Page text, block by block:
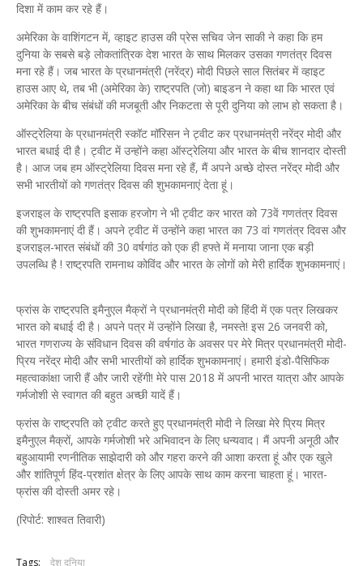
दिशा में काम कर रहे हैं।
अमेरिका के वाशिंगटन में, व्हाइट हाउस की प्रेस सचिव जेन साकी ने कहा कि हम
दुनिया के सबसे बड़े लोकतांत्रिक देश भारत के साथ मिलकर उसका गणतंत्र दिवस
मना रहे हैं। जब भारत के प्रधानमंत्री (नरेंद्र) मोदी पिछले साल सितंबर में व्हाइट
हाउस आए थे, तब भी (अमेरिका के) राष्ट्रपति (जो) बाइडन ने कहा था कि भारत एवं
अमेरिका के बीच संबंधों की मजबूती और निकटता से पूरी दुनिया को लाभ हो सकता है।
ऑस्ट्रेलिया के प्रधानमंत्री स्कॉट मॉरिसन ने ट्वीट कर प्रधानमंत्री नरेंद्र मोदी और
भारत बधाई दी है। ट्वीट में उन्होंने कहा ऑस्ट्रेलिया और भारत के बीच शानदार दोस्ती
है। आज जब हम ऑस्ट्रेलिया दिवस मना रहे हैं, मैं अपने अच्छे दोस्त नरेंद्र मोदी और
सभी भारतीयों को गणतंत्र दिवस की शुभकामनाएं देता हूं।
इजराइल के राष्ट्रपति इसाक हरजोग ने भी ट्वीट कर भारत को 73वें गणतंत्र दिवस
की शुभकामनाएं दी हैं। अपने ट्वीट में उन्होंने कहा भारत का 73 वां गणतंत्र दिवस और
इजराइल-भारत संबंधों की 30 वर्षगांठ को एक ही हफ्ते में मनाया जाना एक बड़ी
उपलब्धि है ! राष्ट्रपति रामनाथ कोविंद और भारत के लोगों को मेरी हार्दिक शुभकामनाएं।
फ्रांस के राष्ट्रपति इमैनुएल मैक्रों ने प्रधानमंत्री मोदी को हिंदी में एक पत्र लिखकर
भारत को बधाई दी है। अपने पत्र में उन्होंने लिखा है, नमस्ते! इस 26 जनवरी को,
भारत गणराज्य के संविधान दिवस की वर्षगांठ के अवसर पर मेरे मित्र प्रधानमंत्री मोदी-
प्रिय नरेंद्र मोदी और सभी भारतीयों को हार्दिक शुभकामनाएं। हमारी इंडो-पैसिफिक
महत्वाकांक्षा जारी हैं और जारी रहेंगी! मेरे पास 2018 में अपनी भारत यात्रा और आपके
गर्मजोशी से स्वागत की बहुत अच्छी यादें हैं।
फ्रांस के राष्ट्रपति को ट्वीट करते हुए प्रधानमंत्री मोदी ने लिखा मेरे प्रिय मित्र
इमैनुएल मैक्रों, आपके गर्मजोशी भरे अभिवादन के लिए धन्यवाद। मैं अपनी अनूठी और
बहुआयामी रणनीतिक साझेदारी को और गहरा करने की आशा करता हूं और एक खुले
और शांतिपूर्ण हिंद-प्रशांत क्षेत्र के लिए आपके साथ काम करना चाहता हूं। भारत-
फ्रांस की दोस्ती अमर रहे।
(रिपोर्ट: शाश्वत तिवारी)
Tags: देश दुनिया